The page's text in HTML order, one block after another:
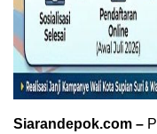
Siarandepok.com –